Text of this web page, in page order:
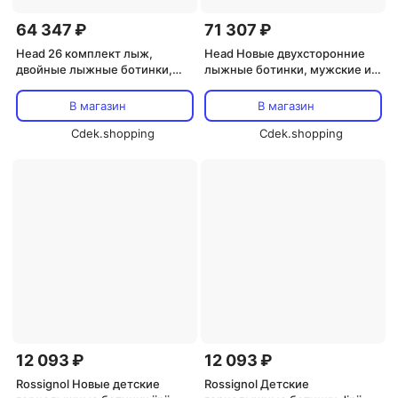
64 347 ₽
Head 26 комплект лыж,
двойные лыжные ботинки,
профессиональные гоночные
лыжные ботинки, KALIBER
двойные BOA MV105 женские
В магазин
Cdek.shopping
71 307 ₽
Head Новые двухсторонние
лыжные ботинки, мужские и
гоночные ботинки для Кубка
мира WCR, 110 высокогорные
всесезонные лыжные
В магазин
Cdek.shopping
12 093 ₽
Rossignol Новые детские
12 093 ₽
Rossignol Детские